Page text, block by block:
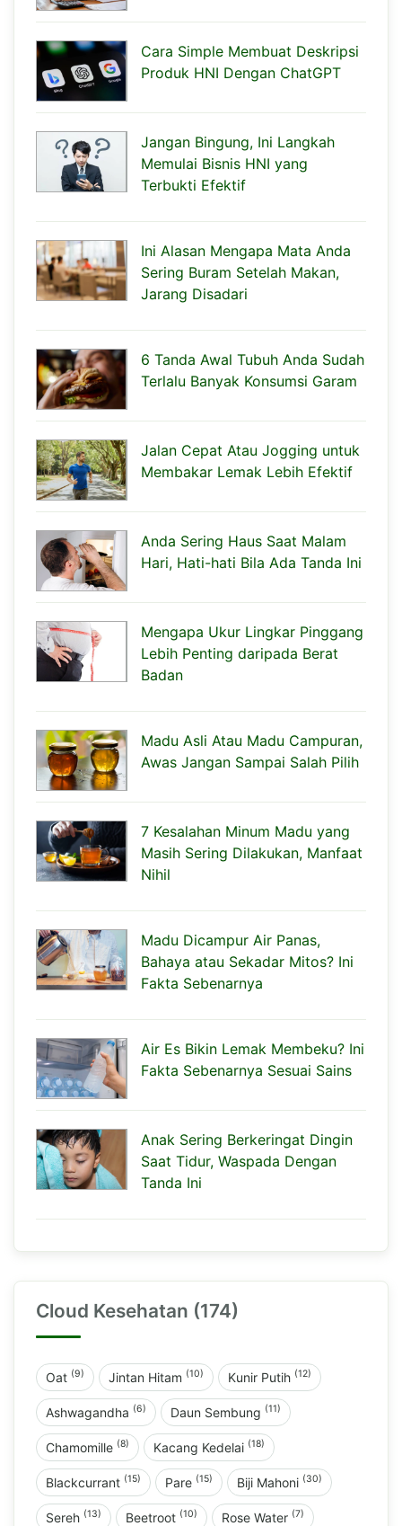
Cara Simple Membuat Deskripsi
Produk HNI Dengan ChatGPT
Jangan Bingung, Ini Langkah
Memulai Bisnis HNI yang
Terbukti Efektif
Ini Alasan Mengapa Mata Anda
Sering Buram Setelah Makan,
Jarang Disadari
6 Tanda Awal Tubuh Anda Sudah
Terlalu Banyak Konsumsi Garam
Jalan Cepat Atau Jogging untuk
Membakar Lemak Lebih Efektif
Anda Sering Haus Saat Malam
Hari, Hati-hati Bila Ada Tanda Ini
Mengapa Ukur Lingkar Pinggang
Lebih Penting daripada Berat
Badan
Madu Asli Atau Madu Campuran,
Awas Jangan Sampai Salah Pilih
7 Kesalahan Minum Madu yang
Masih Sering Dilakukan, Manfaat
Nihil
Madu Dicampur Air Panas,
Bahaya atau Sekadar Mitos? Ini
Fakta Sebenarnya
Air Es Bikin Lemak Membeku? Ini
Fakta Sebenarnya Sesuai Sains
Anak Sering Berkeringat Dingin
Saat Tidur, Waspada Dengan
Tanda Ini
Cloud Kesehatan (174)
Oat (9) Jintan Hitam (10) Kunir Putih (12)
Ashwagandha (6) Daun Sembung (11)
Chamomille (8) Kacang Kedelai (18)
Blackcurrant (15) Pare (15) Biji Mahoni (30)
Sereh (13) Beetroot (10) Rose Water (7)